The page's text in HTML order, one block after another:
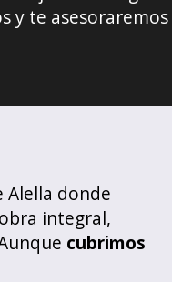
y te
Alella donde
integral,
cubrimos